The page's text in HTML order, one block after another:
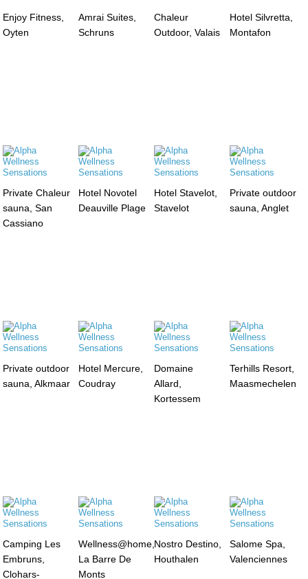
Enjoy Fitness,
Oyten
Amrai Suites,
Schruns
Chaleur
Outdoor, Valais
Hotel Silvretta,
Montafon
Private Chaleur
sauna, San
Cassiano
Hotel Novotel
Deauville Plage
Hotel Stavelot,
Stavelot
Private outdoor
sauna, Anglet
Private outdoor
sauna, Alkmaar
Hotel Mercure,
Coudray
Domaine
Allard,
Kortessem
Terhills Resort,
Maasmechelen
Camping Les
Embruns,
Clohars-
Wellness@home,
La Barre De
Monts
Nostro Destino,
Houthalen
Salome Spa,
Valenciennes